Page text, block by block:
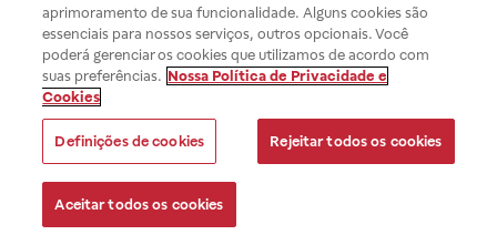
aprimoramento de sua funcionalidade. Alguns cookies são
essenciais para nossos serviços, outros opcionais. Você
poderá gerenciar os cookies que utilizamos de acordo com
suas preferências. Nossa Política de Privacidade e
Cookies
Definições de cookies Rejeitar todos os cookies
Aceitar todos os cookies